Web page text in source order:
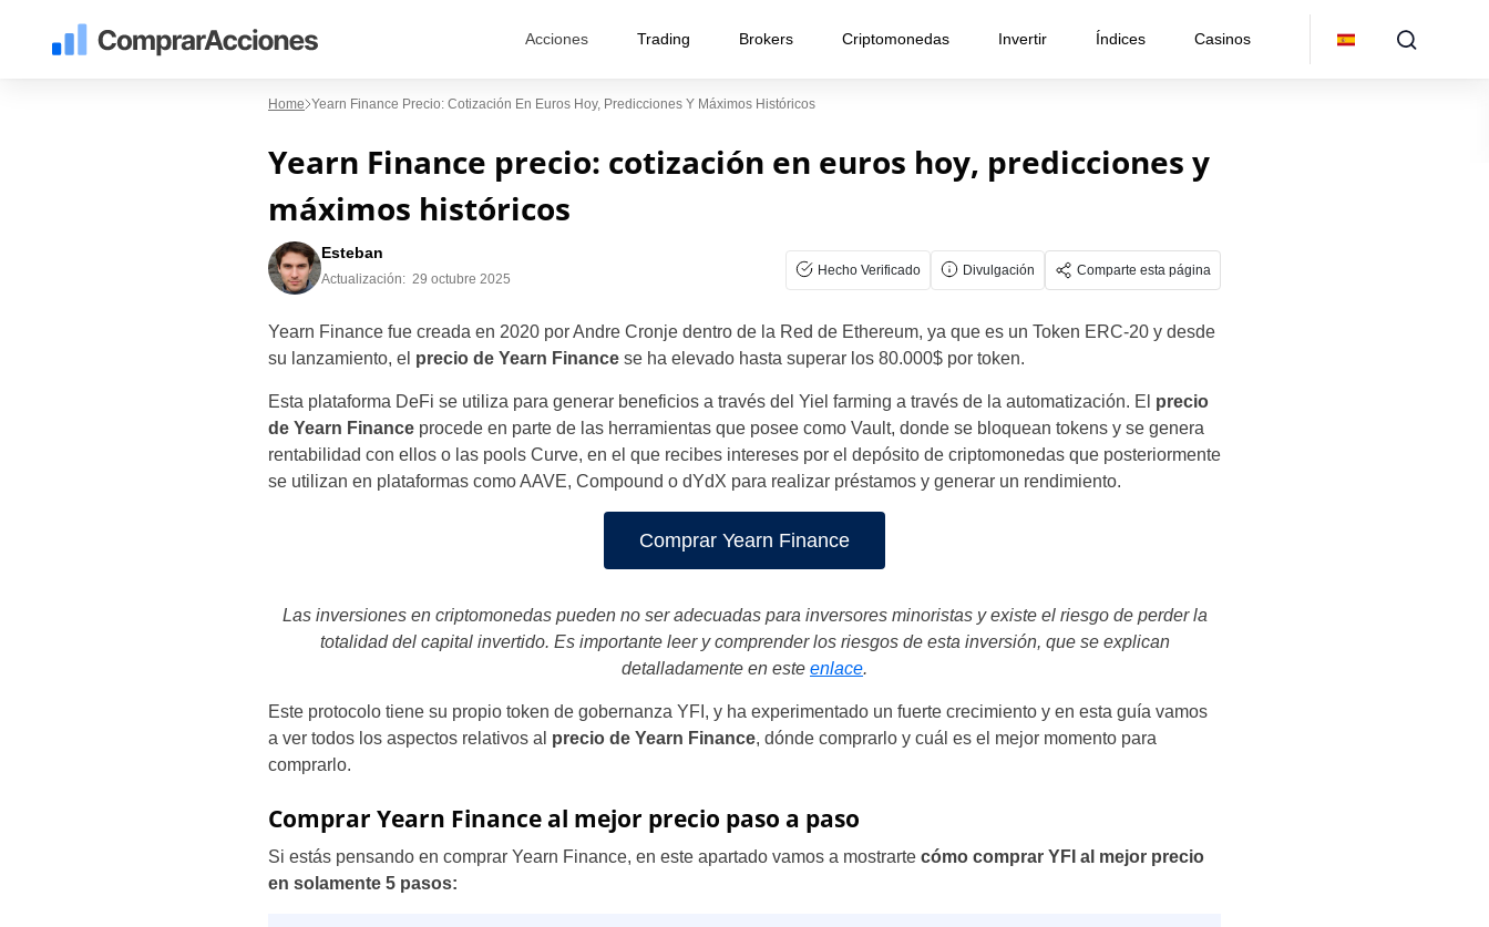
Acciones Trading Brokers Criptomonedas Invertir Índices Casinos
Home Yearn Finance Precio: Cotización En Euros Hoy, Predicciones Y Máximos Históricos
Yearn Finance precio: cotización en euros hoy, predicciones y
máximos históricos
Esteban
Actualización: 29 octubre 2025
Hecho Verificado Divulgación Comparte esta página
Yearn Finance fue creada en 2020 por Andre Cronje dentro de la Red de Ethereum, ya que es un Token ERC-20 y desde
su lanzamiento, el precio de Yearn Finance se ha elevado hasta superar los 80.000$ por token.
Esta plataforma DeFi se utiliza para generar beneficios a través del Yiel farming a través de la automatización. El precio
de Yearn Finance procede en parte de las herramientas que posee como Vault, donde se bloquean tokens y se genera
rentabilidad con ellos o las pools Curve, en el que recibes intereses por el depósito de criptomonedas que posteriormente
se utilizan en plataformas como AAVE, Compound o dYdX para realizar préstamos y generar un rendimiento.
Comprar Yearn Finance
Las inversiones en criptomonedas pueden no ser adecuadas para inversores minoristas y existe el riesgo de perder la
totalidad del capital invertido. Es importante leer y comprender los riesgos de esta inversión, que se explican
detalladamente en este enlace.
Este protocolo tiene su propio token de gobernanza YFI, y ha experimentado un fuerte crecimiento y en esta guía vamos
a ver todos los aspectos relativos al precio de Yearn Finance, dónde comprarlo y cuál es el mejor momento para
comprarlo.
Comprar Yearn Finance al mejor precio paso a paso
Si estás pensando en comprar Yearn Finance, en este apartado vamos a mostrarte cómo comprar YFI al mejor precio
en solamente 5 pasos: